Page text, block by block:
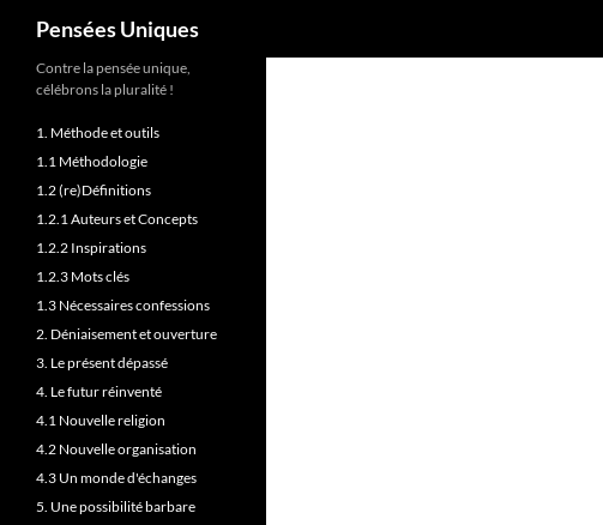
Pensées Uniques
Contre la pensée unique,
célébrons la pluralité !
1. Méthode et outils
1.1 Méthodologie
1.2 (re)Définitions
1.2.1 Auteurs et Concepts
1.2.2 Inspirations
1.2.3 Mots clés
1.3 Nécessaires confessions
2. Déniaisement et ouverture
3. Le présent dépassé
4. Le futur réinventé
4.1 Nouvelle religion
4.2 Nouvelle organisation
4.3 Un monde d'échanges
5. Une possibilité barbare